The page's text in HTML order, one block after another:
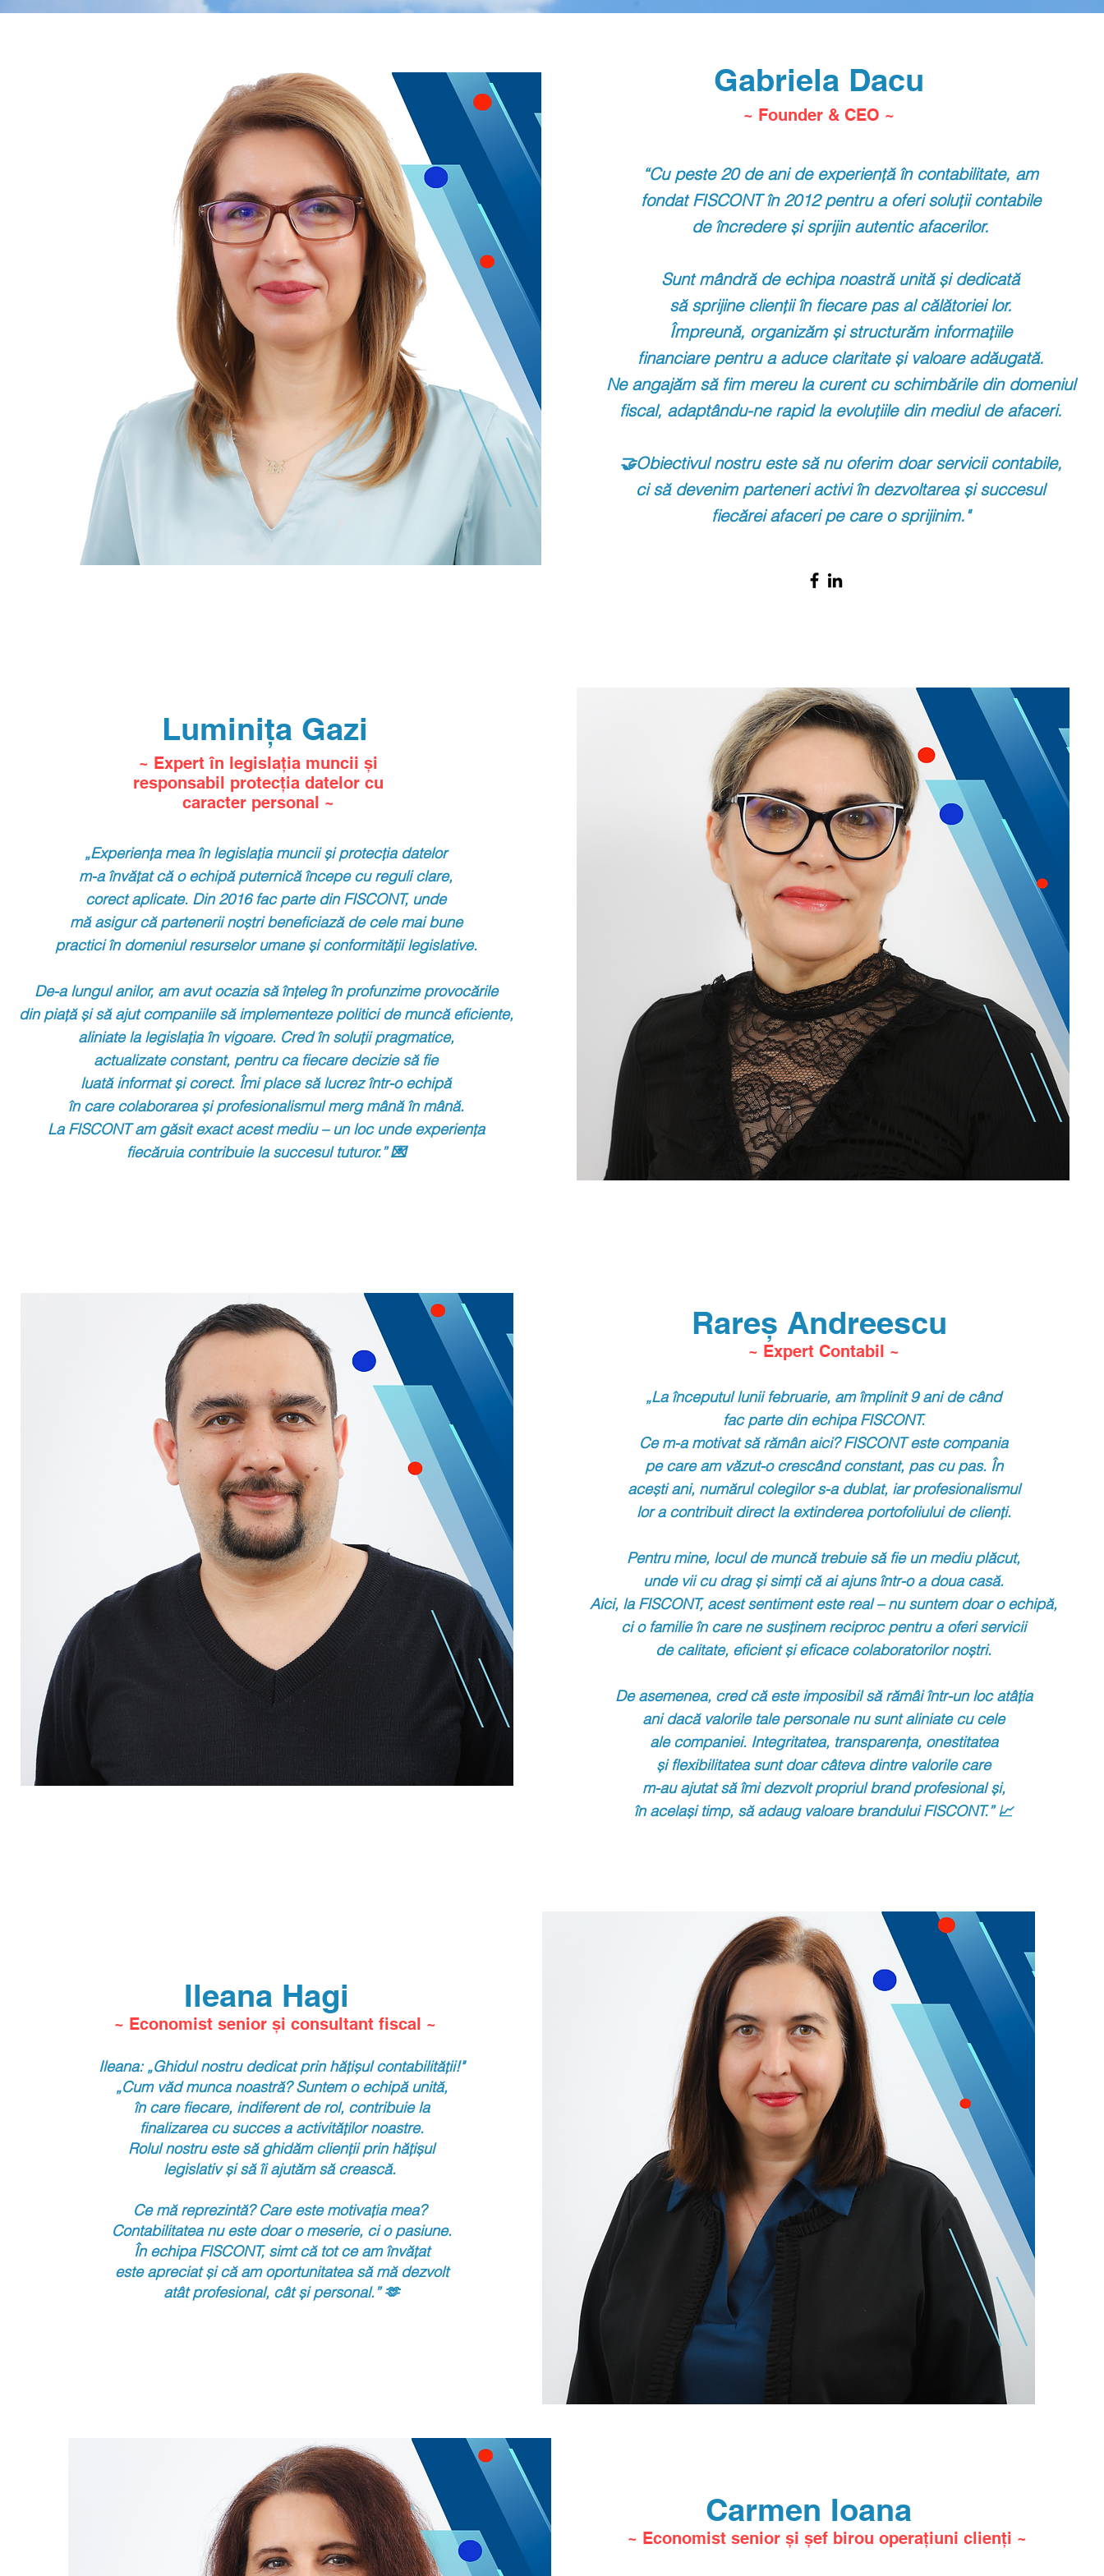
Gabriela Dacu
~ Founder & CEO ~
“Cu peste 20 de ani de experiență în contabilitate, am
fondat FISCONT în 2012pentru a oferi soluții contabile
de încredere și sprijin autentic afacerilor.
Sunt mândră de echipa noastră unită și dedicată
să sprijine clienții în fiecare pas al călătoriei lor.
Împreună, organizăm și structurăm informațiile
financiare pentru a aduce claritate și valoare adăugată.
Ne angajăm să fim mereu la curent cu schimbările din domeniul
fiscal, adaptându-ne rapid la evoluțiile din mediul de afaceri.
🤝Obiectivul nostru este să nu oferim doar servicii contabile,
ci să devenim parteneri activi în dezvoltarea și succesul
fiecărei afaceri pe care o sprijinim."
Luminița Gazi
~ Expert în legislația muncii și
responsabil protecția datelor cu
caracter personal ~
„Experiența mea în legislația muncii și protecția datelor
m-a învățat că o echipă puternică începecu reguli clare,
corect aplicate. Din 2016 fac parte din FISCONT, unde
măasigurcă partenerii noștribeneficiază de cele maibune
practici în domeniul resurselorumane și conformității legislative.
De-a lungul anilor, am avut ocazia să înțeleg în profunzime provocările
din piață și să ajutcompaniile să implementeze politici de muncă eficiente,
aliniate la legislația în vigoare. Cred în soluții pragmatice,
actualizate constant, pentru ca fiecare decizie să fie
luată informat și corect. Îmi place să lucrez într-oechipă
în care colaborarea și profesionalismul merg mână în mână.
La FISCONT am găsit exact acest mediu – un loc unde experiența
fiecăruia contribuie la succesul tuturor.” 💌
Rareș Andreescu
~ Expert Contabil ~
„La începutul lunii februarie, am împlinit 9 ani de când
fac parte din echipa FISCONT.
Ce m-a motivat să rămân aici? FISCONT este compania
pecare am văzut-o crescând constant, pas cu pas. În
acești ani, numărul colegilor s-a dublat, iar profesionalismul
lor a contribuit direct la extinderea portofoliului de clienți.
Pentru mine, locul de muncă trebuie să fie un mediu plăcut,
unde vii cu drag și simțică ai ajuns într-o a doua casă.
Aici, la FISCONT, acest sentiment este real – nu suntem doar o echipă,
ci o familie în care ne susținem reciproc pentru a oferi servicii
decalitate, eficient și eficace colaboratorilor noștri.
De asemenea, cred că este imposibil să rămâi într-un loc atâția
anidacă valorile tale personale nu sunt aliniate cu cele
ale companiei. Integritatea, transparența, onestitatea
și flexibilitatea sunt doar câteva dintre valorile care
m-au ajutat să îmi dezvolt propriul brand profesional și,
în același timp, să adaug valoare brandului FISCONT.” 📈
Ileana Hagi
~ Economist senior și consultant fiscal ~
Ileana: „Ghidul nostru dedicat prin hățișul contabilității!"
„Cum văd munca noastră?Suntem o echipă unită,
în carefiecare, indiferentde rol, contribuie la
finalizarea cu succes a activităților noastre.
Rolul nostru este să ghidăm clienții prin hățișul
legislativ și să îiajutăm să crească.
Ce mă reprezintă? Care este motivația mea?
Contabilitatea nu este doar o meserie, ci o pasiune.
În echipa FISCONT, simt că tot ceam învățat
este apreciat și că amoportunitatea să mă dezvolt
atât profesional, cât și personal.”​ 🫶
Carmen Ioana
~ Economist senior și șef birou operațiuni clienți ~